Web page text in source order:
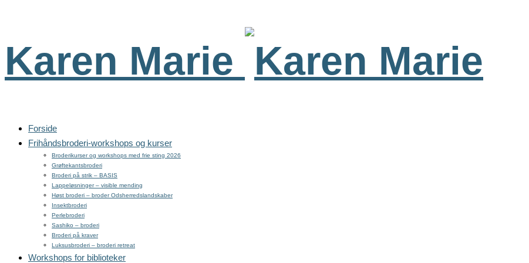
Karen Marie
Forside
Frihåndsbroderi-workshops og kurser
Broderikurser og workshops med frie sting 2026
Grøftekantsbroderi
Broderi på strik – BASIS
Lappeløsninger – visible mending
Høst broderi – broder Odsherredslandskaber
Insektbroderi
Perlebroderi
Sashiko – broderi
Broderi på kraver
Luksusbroderi – broderi retreat
Workshops for biblioteker